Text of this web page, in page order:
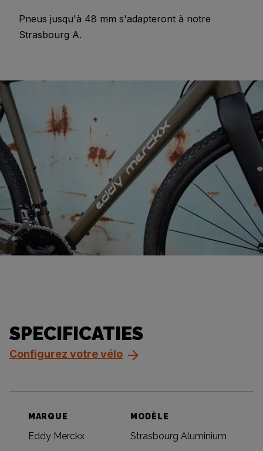
Pneus jusqu'à 48 mm s'adapteront à notre
Strasbourg A.
SPECIFICATIES
Configurez votre vélo
MARQUE
Eddy Merckx
MODÈLE
Strasbourg Aluminium